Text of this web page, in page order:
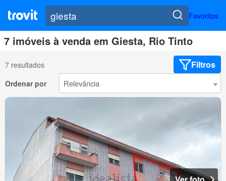
Favoritos
7 imóveis à venda em Giesta, Rio Tinto
7 resultados Filtros
Ordenar por